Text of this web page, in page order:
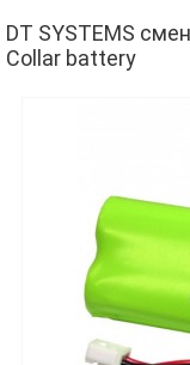
DT SYSTEMS
Collar battery